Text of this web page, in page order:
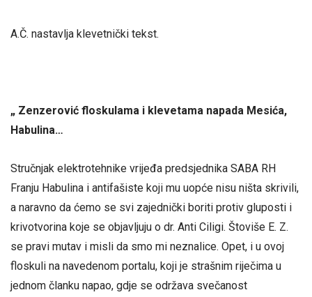
A.Č. nastavlja klevetnički tekst.
„ Zenzerović floskulama i klevetama napada Mesića,
Habulina…
Stručnjak elektrotehnike vrijeđa predsjednika SABA RH
Franju Habulina i antifašiste koji mu uopće nisu ništa skrivili,
a naravno da ćemo se svi zajednički boriti protiv gluposti i
krivotvorina koje se objavljuju o dr. Anti Ciligi. Štoviše E. Z.
se pravi mutav i misli da smo mi neznalice. Opet, i u ovoj
floskuli na navedenom portalu, koji je strašnim riječima u
jednom članku napao, gdje se održava svečanost